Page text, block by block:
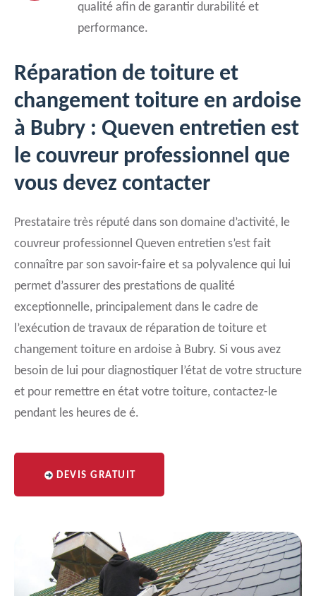
qualité afin de garantir durabilité et
performance.
Réparation de toiture et
changement toiture en ardoise
à Bubry : Queven entretien est
le couvreur professionnel que
vous devez contacter
Prestataire très réputé dans son domaine d’activité, le
couvreur professionnel Queven entretien s’est fait
connaître par son savoir-faire et sa polyvalence qui lui
permet d’assurer des prestations de qualité
exceptionnelle, principalement dans le cadre de
l’exécution de travaux de réparation de toiture et
changement toiture en ardoise à Bubry. Si vous avez
besoin de lui pour diagnostiquer l’état de votre structure
et pour remettre en état votre toiture, contactez-le
pendant les heures de é.
DEVIS GRATUIT